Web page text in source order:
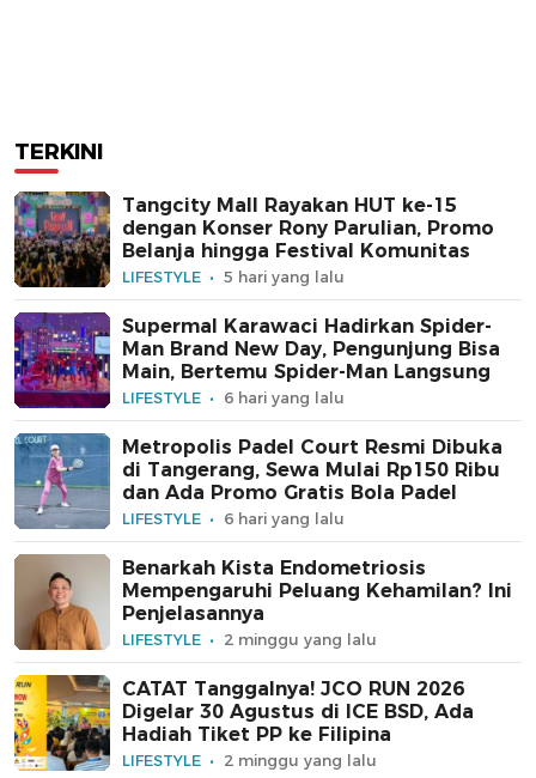
TERKINI
Tangcity Mall Rayakan HUT ke-15
dengan Konser Rony Parulian, Promo
Belanja hingga Festival Komunitas
LIFESTYLE 5 hari yang lalu
Supermal Karawaci Hadirkan Spider-
Man Brand New Day, Pengunjung Bisa
Main, Bertemu Spider-Man Langsung
LIFESTYLE 6 hari yang lalu
Metropolis Padel Court Resmi Dibuka
di Tangerang, Sewa Mulai Rp150 Ribu
dan Ada Promo Gratis Bola Padel
LIFESTYLE 6 hari yang lalu
Benarkah Kista Endometriosis
Mempengaruhi Peluang Kehamilan? Ini
Penjelasannya
LIFESTYLE 2 minggu yang lalu
CATAT Tanggalnya! JCO RUN 2026
Digelar 30 Agustus di ICE BSD, Ada
Hadiah Tiket PP ke Filipina
LIFESTYLE 2 minggu yang lalu